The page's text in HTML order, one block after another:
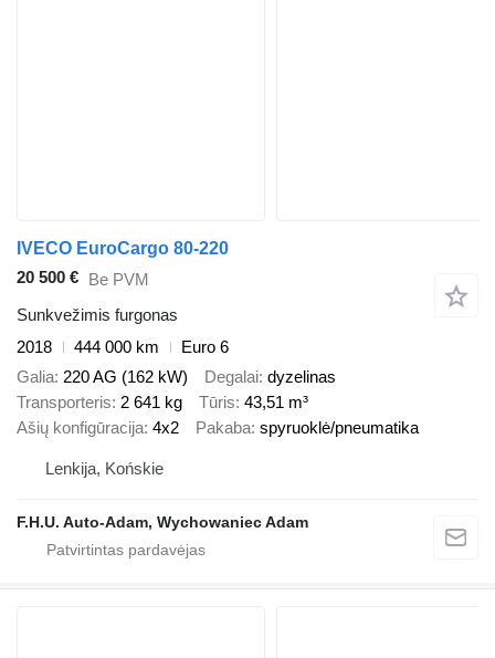
IVECO EuroCargo 80-220
20 500 € Be PVM
Sunkvežimis furgonas
2018
444 000 km
Euro 6
Galia 220 AG (162 kW) Degalai dyzelinas
Transporteris 2 641 kg Tūris 43,51 m³
Ašių konfigūracija 4x2 Pakaba spyruoklė/pneumatika
Lenkija, Końskie
F.H.U. Auto-Adam, Wychowaniec Adam